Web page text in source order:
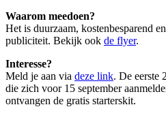
Waarom meedoen?
Het is duurzaam, kostenbesparend
publiciteit. Bekijk ook de flyer.
Interesse?
Meld je aan via deze link. De eerste
die zich voor 15 september
ontvangen de gratis starterskit.